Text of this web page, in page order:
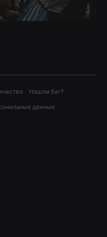
Нашли баг?
данные